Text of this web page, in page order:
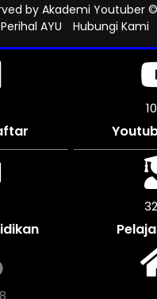
by Akademi Youtuber
Perihal AYU
Hubungi Kami